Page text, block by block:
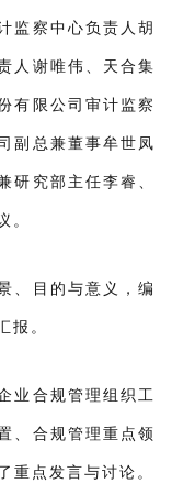
监察中心负责人胡
人谢唯伟、天合集
有限公司审计监察
副总兼董事牟世凤
研究部主任李睿、
。
、目的与意义，编
报。
业合规管理组织工
、合规管理重点领
重点发言与讨论。